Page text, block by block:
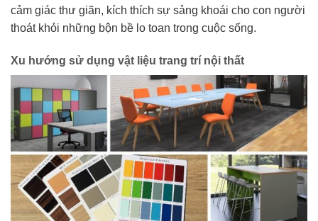
cảm giác thư giãn, kích thích sự sảng khoái cho con người
thoát khỏi những bộn bề lo toan trong cuộc sống.
Xu hướng sử dụng vật liệu trang trí nội thất